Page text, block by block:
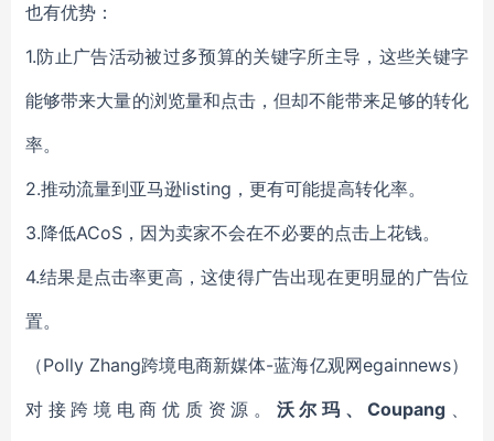
也有优势：
1.防止广告活动被过多预算的关键字所主导，这些关键字
能够带来大量的浏览量和点击，但却不能带来足够的转化
率。
2.推动流量到亚马逊listing，更有可能提高转化率。
3.降低ACoS，因为卖家不会在不必要的点击上花钱。
4.结果是点击率更高，这使得广告出现在更明显的广告位
置。
（Polly Zhang跨境电商新媒体-蓝海亿观网egainnews）
对接跨境电商优质资源。 沃尔玛、Coupang 、